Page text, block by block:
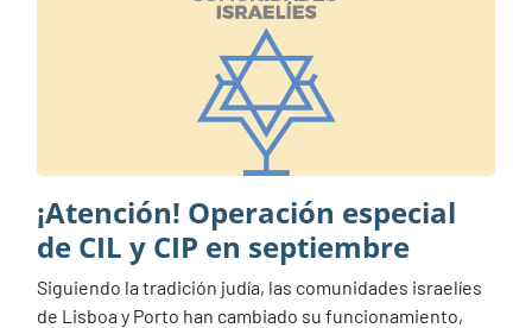
¡Atención! Operación especial
de CIL y CIP en septiembre
Siguiendo la tradición judía, las comunidades israelíes
de Lisboa y Porto han cambiado su funcionamiento,